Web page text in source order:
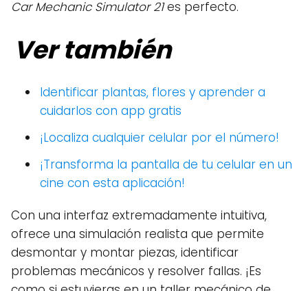
Car Mechanic Simulator 21es perfecto.
Ver también
Identificar plantas, flores y aprender a
cuidarlos con app gratis
¡Localiza cualquier celular por el número!
¡Transforma la pantalla de tu celular en un
cine con esta aplicación!
Con una interfaz extremadamente intuitiva,
ofrece una simulación realista que permite
desmontar y montar piezas, identificar
problemas mecánicos y resolver fallas. ¡Es